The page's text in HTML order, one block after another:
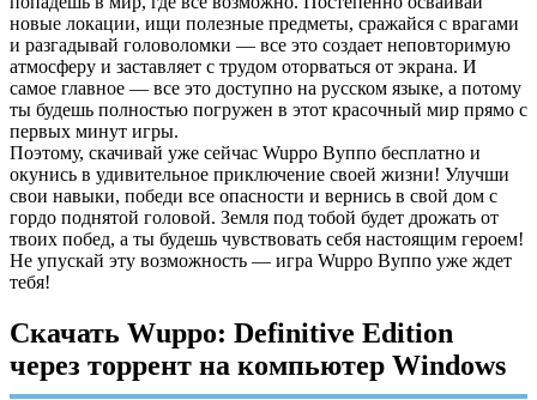
новые локации, ищи полезные предметы, сражайся с врагами
и разгадывай головоломки — все это создает неповторимую
атмосферу и заставляет с трудом оторваться от экрана. И
самое главное — все это доступно на русском языке, а потому
ты будешь полностью погружен в этот красочный мир прямо с
первых минут игры.
Поэтому, скачивай уже сейчас Wuppo Вуппо бесплатно и
окунись в удивительное приключение своей жизни! Улучши
свои навыки, победи все опасности и вернись в свой дом с
гордо поднятой головой. Земля под тобой будет дрожать от
твоих побед, а ты будешь чувствовать себя настоящим героем!
Не упускай эту возможность — игра Wuppo Вуппо уже ждет
тебя!
Скачать Wuppo: Definitive Edition
через торрент на компьютер Windows